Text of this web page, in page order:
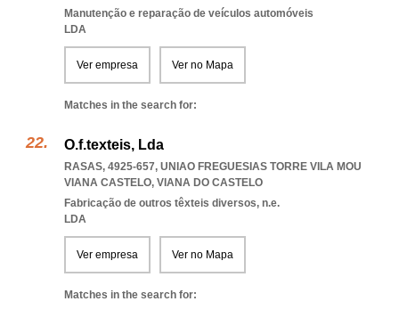
Manutenção e reparação de veículos automóveis
LDA
Ver empresa Ver no Mapa
Matches in the search for:
O.f.texteis, Lda
RASAS, 4925-657, UNIAO FREGUESIAS TORRE VILA MOU
VIANA CASTELO, VIANA DO CASTELO
Fabricação de outros têxteis diversos, n.e.
LDA
Ver empresa Ver no Mapa
Matches in the search for: